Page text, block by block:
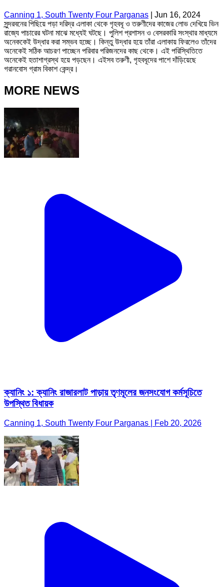
Canning 1, South Twenty Four Parganas
Jun 16, 2024
সুন্দরবনের পিছিয়ে পড়া দরিদ্র এলাকা থেকে গৃহবধূ ও তরুণীদের কাজের লোভ দেখিয়ে ভিন
রাজ্যে পাচারের ঘটনা মাঝে মধ্যেই ঘটছে। পুলিশ প্রশাসন ও বেসরকারি সংস্থার মাধ্যমে
অনেককেই উদ্ধার করা সম্ভব হচ্ছে। কিন্তু উদ্ধার হয়ে তাঁরা এলাকায় ফিরলেও তাঁদের
অনেকেই সঠিক আচরণ পাচ্ছেন পরিবার পরিজনদের কাছ থেকে। এই পরিস্থিতিতে
অনেকেই হতাশাগ্রস্থ হয়ে পড়ছেন। এইসব তরুণী, গৃহবধূদের পাশে দাঁড়িয়েছে
গরানবোস গ্রাম বিকাশ কেন্দ্র।
MORE NEWS
ক্যানিং ১: ক্যানিং রাজারলাট পাড়ায় তৃণমূলের জনসংযোগ কর্মসূচিতে
উপস্থিত বিধায়ক
Canning 1, South Twenty Four Parganas | Feb 20, 2026